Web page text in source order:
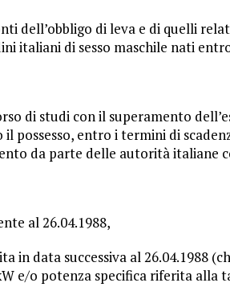
dell’obbligo di leva e di quelli
italiani di sesso maschile nati
di studi con il superamento
possesso, entro i termini di
da parte delle autorità italiane
al 26.04.1988,
in data successiva al 26.04.1988
e/o potenza specifica riferita alla